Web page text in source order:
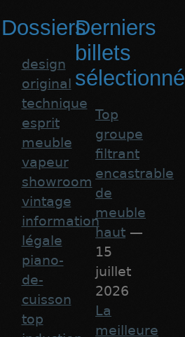
Dossiers
design
original
technique
esprit
meuble
vapeur
showroom
vintage
information
légale
piano-
de-
cuisson
top
Derniers
billets
Top
groupe
filtrant
encastrable
de
meuble
haut —
15
juillet
2026
La
meilleure